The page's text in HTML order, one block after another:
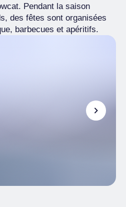
Pendant la saison
des fêtes sont organisées
barbecues et apéritifs.